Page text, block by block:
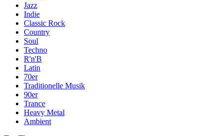
Jazz
Indie
Classic Rock
Country
Soul
Techno
R'n'B
Latin
70er
Traditionelle Musik
90er
Trance
Heavy Metal
Ambient